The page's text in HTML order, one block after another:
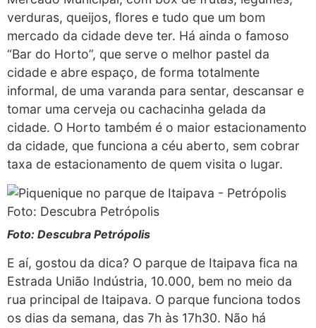
verduras, queijos, flores e tudo que um bom
mercado da cidade deve ter. Há ainda o famoso
“Bar do Horto”, que serve o melhor pastel da
cidade e abre espaço, de forma totalmente
informal, de uma varanda para sentar, descansar e
tomar uma cerveja ou cachacinha gelada da
cidade. O Horto também é o maior estacionamento
da cidade, que funciona a céu aberto, sem cobrar
taxa de estacionamento de quem visita o lugar.
Foto: Descubra Petrópolis
E aí, gostou da dica? O parque de Itaipava fica na
Estrada União Indústria, 10.000, bem no meio da
rua principal de Itaipava. O parque funciona todos
os dias da semana, das 7h às 17h30. Não há